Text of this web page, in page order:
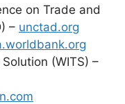
on Trade and
– unctad.org
(WITS) –